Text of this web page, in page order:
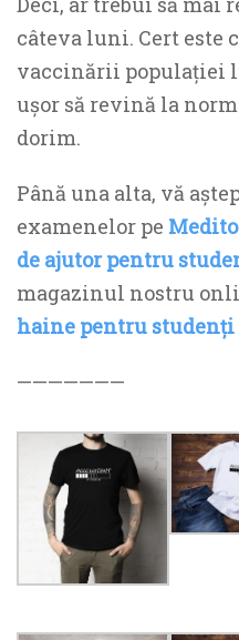
câteva luni. Cert este
vaccinării populației
ușor să revină la
dorim.
Până una alta, vă
examenelor pe
de ajutor pentru
magazinul nostru
haine pentru studenți
———————